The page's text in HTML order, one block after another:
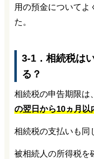
用の預金についてよ
た。
3-1．相続税は
る？
相続税の申告期限は、
の翌日から10ヵ月以
相続税の支払いも同
被相続人の所得税を